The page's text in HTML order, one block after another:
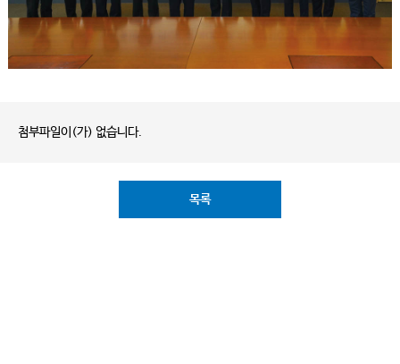
첨부파일이(가) 없습니다.
목록